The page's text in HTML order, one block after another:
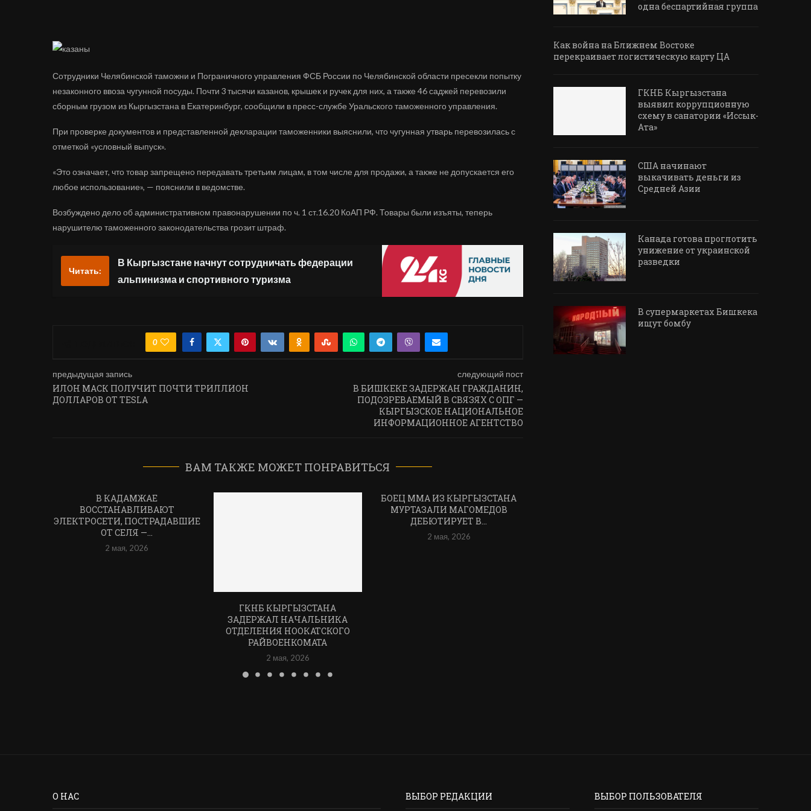
Сотрудники Челябинской таможни и Пограничного управления ФСБ России по Челябинской области пресекли попытку
незаконного ввоза чугунной посуды. Почти 3 тысячи казанов, крышек и ручек для них, а также 46 саджей перевозили
сборным грузом из Кыргызстана в Екатеринбург, сообщили в пресс-службе Уральского таможенного управления.
При проверке документов и представленной декларации таможенники выяснили, что чугунная утварь перевозилась с
отметкой «условный выпуск».
«Это означает, что товар запрещено передавать третьим лицам, в том числе для продажи, а также не допускается его
любое использование», — пояснили в ведомстве.
Возбуждено дело об административном правонарушении по ч. 1 ст.16.20 КоАП РФ. Товары были изъяты, теперь
нарушителю таможенного законодательства грозит штраф.
Читать:
В Кыргызстане начнут сотрудничать федерации
альпинизма и спортивного туризма
0
предыдущая запись
ИЛОН МАСК ПОЛУЧИТ ПОЧТИ ТРИЛЛИОН
ДОЛЛАРОВ ОТ TESLA
следующий пост
В БИШКЕКЕ ЗАДЕРЖАН ГРАЖДАНИН,
ПОДОЗРЕВАЕМЫЙ В СВЯЗЯХ С ОПГ —
КЫРГЫЗСКОЕ НАЦИОНАЛЬНОЕ
ИНФОРМАЦИОННОЕ АГЕНТСТВО
ВАМ ТАКЖЕ МОЖЕТ ПОНРАВИТЬСЯ
В КАДАМЖАЕ
ВОССТАНАВЛИВАЮТ
ЭЛЕКТРОСЕТИ, ПОСТРАДАВШИЕ
ОТ СЕЛЯ —...
2 мая, 2026
ГКНБ КЫРГЫЗСТАНА
ЗАДЕРЖАЛ НАЧАЛЬНИКА
ОТДЕЛЕНИЯ НООКАТСКОГО
РАЙВОЕНКОМАТА
2 мая, 2026
БОЕЦ ММА ИЗ КЫРГЫЗСТАНА
МУРТАЗАЛИ МАГОМЕДОВ
ДЕБЮТИРУЕТ В...
2 мая, 2026
одна беспартийная группа
Как война на Ближнем Востоке
перекраивает логистическую карту ЦА
ГКНБ Кыргызстана
выявил коррупционную
схему в санатории «Иссык-
Ата»
США начинают
выкачивать деньги из
Средней Азии
Канада готова проглотить
унижение от украинской
разведки
В супермаркетах Бишкека
ищут бомбу
О НАС ВЫБОР РЕДАКЦИИ ВЫБОР ПОЛЬЗОВАТЕЛЯ